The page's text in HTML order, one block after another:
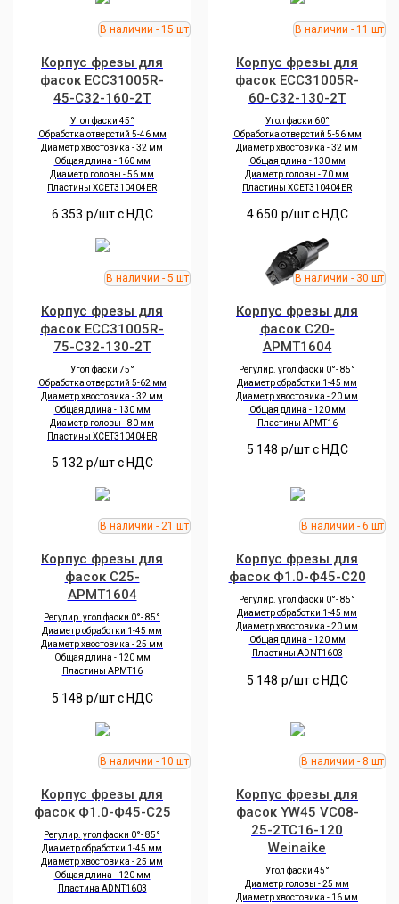
Корпус фрезы для
фасок ECC31005R-
45-C32-160-2T
Угол фаски 45°
Обработка отверстий 5-46 мм
Диаметр хвостовика - 32 мм
Общая длина - 160 мм
Диаметр головы - 56 мм
Пластины XCET310404ER
6 353 р/шт c НДС
Корпус фрезы для
фасок ECC31005R-
60-C32-130-2T
Угол фаски 60°
Обработка отверстий 5-56 мм
Диаметр хвостовика - 32 мм
Общая длина - 130 мм
Диаметр головы - 70 мм
Пластины XCET310404ER
4 650 р/шт c НДС
Корпус фрезы для
фасок ECC31005R-
75-C32-130-2T
Угол фаски 75°
Обработка отверстий 5-62 мм
Диаметр хвостовика - 32 мм
Общая длина - 130 мм
Диаметр головы - 80 мм
Пластины XCET310404ER
5 132 р/шт c НДС
Корпус фрезы для
фасок C20-
APMT1604
Регулир. угол фаски 0°- 85°
Диаметр обработки 1-45 мм
Диаметр хвостовика - 20 мм
Общая длина - 120 мм
Пластины APMT16
5 148 р/шт c НДС
Корпус фрезы для
фасок C25-
APMT1604
Регулир. угол фаски 0°- 85°
Диаметр обработки 1-45 мм
Диаметр хвостовика - 25 мм
Общая длина - 120 мм
Пластины APMT16
5 148 р/шт c НДС
Корпус фрезы для
фасок Ф1.0-Ф45-С20
Регулир. угол фаски 0°- 85°
Диаметр обработки 1-45 мм
Диаметр хвостовика - 20 мм
Общая длина - 120 мм
Пластины ADNT1603
5 148 р/шт c НДС
Корпус фрезы для
фасок Ф1.0-Ф45-С25
Регулир. угол фаски 0°- 85°
Диаметр обработки 1-45 мм
Диаметр хвостовика - 25 мм
Общая длина - 120 мм
Пластина ADNT1603
Корпус фрезы для
фасок YW45 VC08-
25-2TC16-120
Weinaike
Угол фаски 45°
Диаметр головы - 25 мм
Диаметр хвостовика - 16 мм